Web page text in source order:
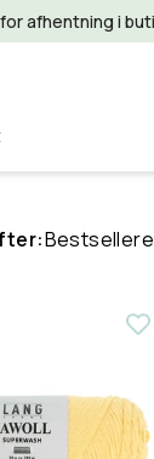
afhentning i